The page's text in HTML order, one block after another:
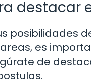
destacar
posibilidades
es
de